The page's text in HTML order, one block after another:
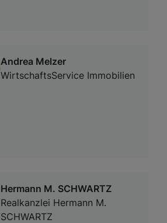
Andrea Melzer
WirtschaftsService Immobilien
Hermann M. SCHWARTZ
Realkanzlei Hermann M.
SCHWARTZ